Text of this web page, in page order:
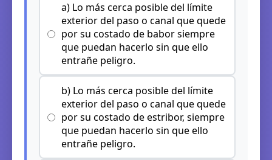
a) Lo más cerca posible del límite
exterior del paso o canal que quede
por su costado de babor siempre
que puedan hacerlo sin que ello
entrañe peligro.
b) Lo más cerca posible del límite
exterior del paso o canal que quede
por su costado de estribor, siempre
que puedan hacerlo sin que ello
entrañe peligro.